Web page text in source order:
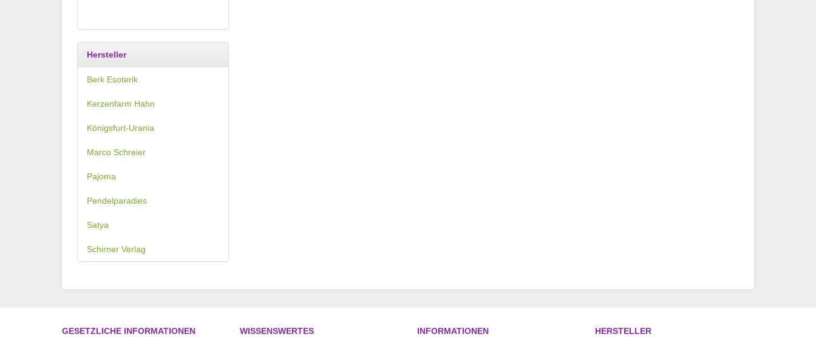
Hersteller
Berk Esoterik
Kerzenfarm Hahn
Königsfurt-Urania
Marco Schreier
Pajoma
Pendelparadies
Satya
Schirner Verlag
GESETZLICHE INFORMATIONEN WISSENSWERTES INFORMATIONEN HERSTELLER